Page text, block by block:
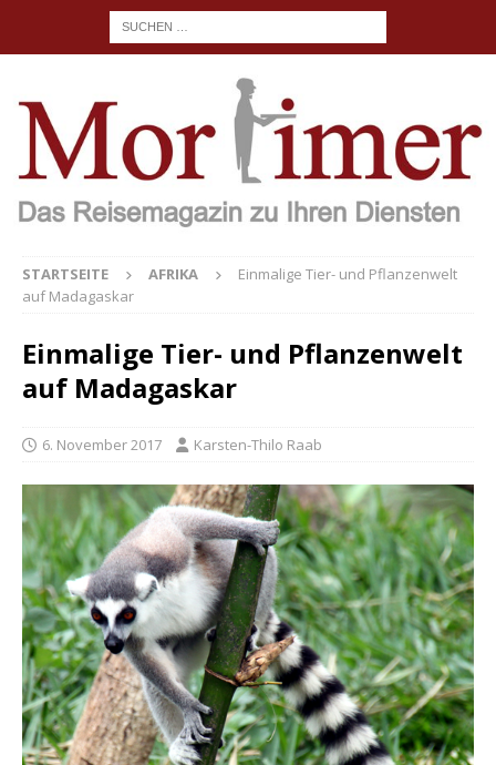
STARTSEITE AFRIKA
Einmalige Tier- und Pflanzenwelt
auf Madagaskar
Einmalige Tier- und Pflanzenwelt
auf Madagaskar
6. November 2017 Karsten-Thilo Raab